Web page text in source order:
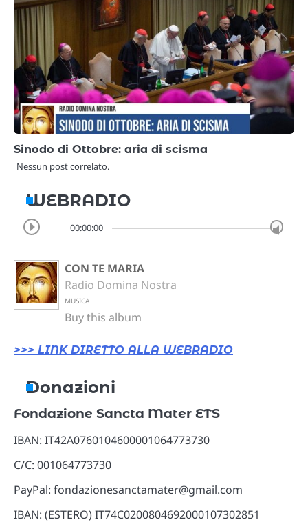
Sinodo di Ottobre: aria di scisma
Nessun post correlato.
WEBRADIO
00:00:00
CON TE MARIA
Radio Domina Nostra
MUSICA
Buy this album
>>> LINK DIRETTO ALLA WEBRADIO
Donazioni
Fondazione Sancta Mater ETS
IBAN: IT42A0760104600001064773730
C/C: 001064773730
PayPal: fondazionesanctamater@gmail.com
IBAN: (ESTERO) IT74C0200804692000107302851